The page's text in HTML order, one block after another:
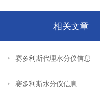
相关文章
赛多利斯代理水分仪信息
赛多利斯水分仪信息